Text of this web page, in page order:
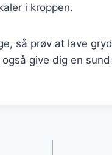
i kroppen.
så prøv at lave
give dig en